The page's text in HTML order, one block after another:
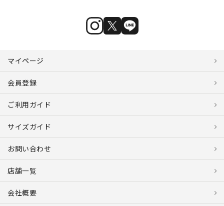
マイページ
会員登録
ご利用ガイド
サイズガイド
お問い合わせ
店舗一覧
会社概要